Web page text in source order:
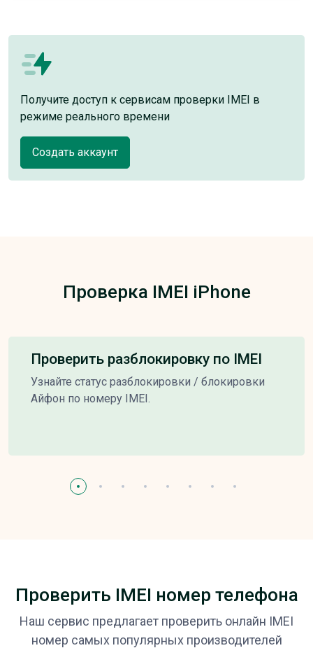
Получите доступ к сервисам проверки IMEI в
режиме реального времени
Создать аккаунт
Проверка IMEI iPhone
Проверить разблокировку по IMEI
Узнайте статус разблокировки / блокировки
Айфон по номеру IMEI.
Проверить IMEI номер телефона
Наш сервис предлагает проверить онлайн IMEI
номер самых популярных производителей